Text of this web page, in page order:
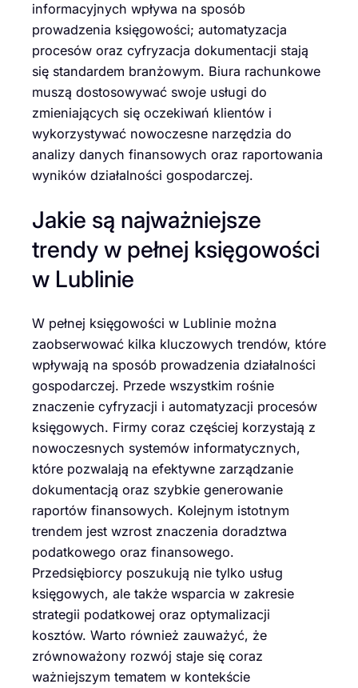
informacyjnych wpływa na sposób
prowadzenia księgowości; automatyzacja
procesów oraz cyfryzacja dokumentacji stają
się standardem branżowym. Biura rachunkowe
muszą dostosowywać swoje usługi do
zmieniających się oczekiwań klientów i
wykorzystywać nowoczesne narzędzia do
analizy danych finansowych oraz raportowania
wyników działalności gospodarczej.
Jakie są najważniejsze
trendy w pełnej księgowości
w Lublinie
W pełnej księgowości w Lublinie można
zaobserwować kilka kluczowych trendów, które
wpływają na sposób prowadzenia działalności
gospodarczej. Przede wszystkim rośnie
znaczenie cyfryzacji i automatyzacji procesów
księgowych. Firmy coraz częściej korzystają z
nowoczesnych systemów informatycznych,
które pozwalają na efektywne zarządzanie
dokumentacją oraz szybkie generowanie
raportów finansowych. Kolejnym istotnym
trendem jest wzrost znaczenia doradztwa
podatkowego oraz finansowego.
Przedsiębiorcy poszukują nie tylko usług
księgowych, ale także wsparcia w zakresie
strategii podatkowej oraz optymalizacji
kosztów. Warto również zauważyć, że
zrównoważony rozwój staje się coraz
ważniejszym tematem w kontekście